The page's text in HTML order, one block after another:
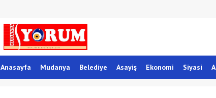
Anasayfa Mudanya Belediye Asayiş Ekonomi Siyasi